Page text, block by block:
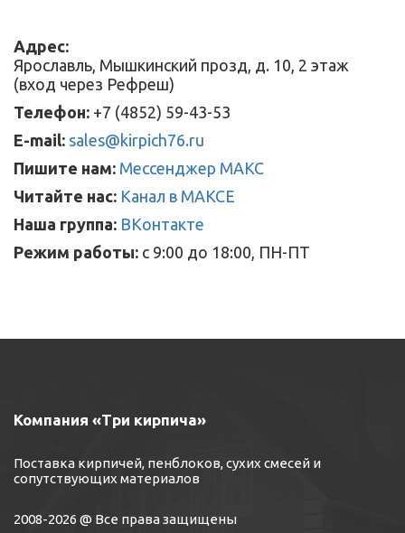
Адрес:
Ярославль, Мышкинский прозд, д. 10, 2 этаж
(вход через Рефреш)
Телефон: +7 (4852) 59-43-53
E-mail: sales@kirpich76.ru
Пишите нам: Мессенджер МАКС
Читайте нас: Канал в МАКСЕ
Наша группа: ВКонтакте
Режим работы: с 9:00 до 18:00, ПН-ПТ
Компания «Три кирпича»
Поставка кирпичей, пенблоков, сухих смесей и
сопутствующих материалов
2008-2026 @ Все права защищены